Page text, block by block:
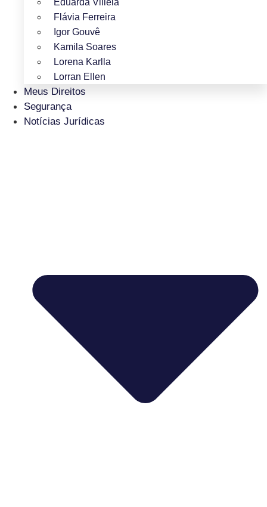
Eduarda Villela
Flávia Ferreira
Igor Gouvê
Kamila Soares
Lorena Karlla
Lorran Ellen
Meus Direitos
Segurança
Notícias Jurídicas